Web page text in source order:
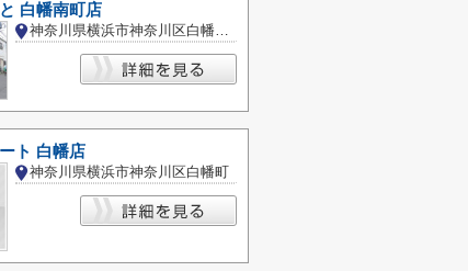
白幡南町店
神奈川県横浜市神奈川区白幡南町
ト 白幡店
神奈川県横浜市神奈川区白幡町